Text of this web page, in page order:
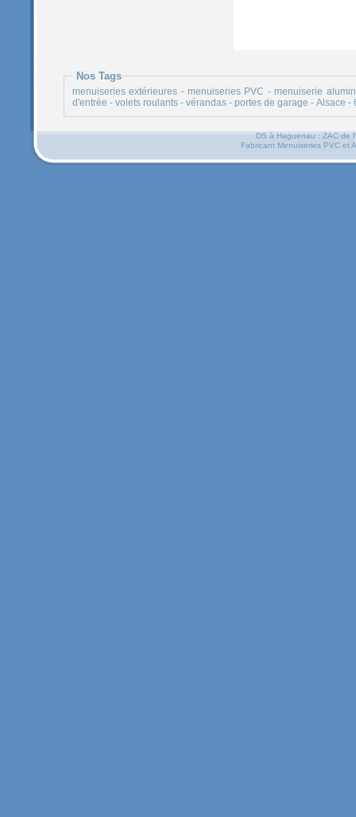
Nos Tags
menuiseries extérieures - menuiseries PVC - menuiserie
d'entrée - volets roulants - vérandas - portes de garage - Alsace -
DS à Haguenau : ZAC de
Fabricant Menuiseries PVC et